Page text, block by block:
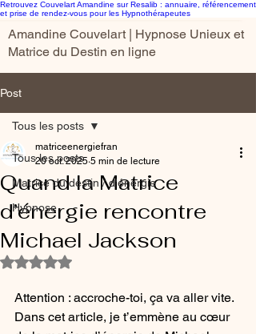
Retrouvez Couvelart Amandine sur Resalib : annuaire, référencement
et prise de rendez-vous pour les Hypnothérapeutes
Amandine Couvelart | Hypnose Unieux et
Matrice du Destin en ligne
Post
Tous les posts
Matrice du destin / d'énergie
Hypnose
Tous les posts
Quand la Matrice
d’énergie rencontre
Michael Jackson
matriceenergiefran
20 oct. 2025 5 min de lecture
Noté NaN étoiles sur 5.
Attention : accroche-toi, ça va aller vite.
Dans cet article, je t’emmène au cœur